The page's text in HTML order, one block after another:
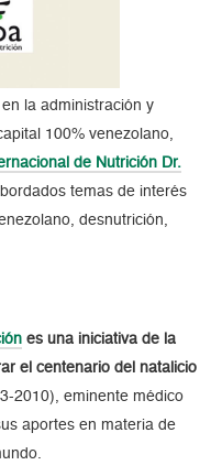
la administración y
100% venezolano,
de Nutrición Dr.
temas de interés
desnutrición,
es una iniciativa de la
el centenario del natalicio
2010), eminente médico
aportes en materia de